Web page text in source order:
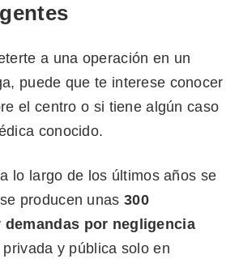
a una operación en un
puede que te interese conocer
el centro o si tiene algún caso
conocido.
lo largo de los últimos años se
producen unas 300
demandas por negligencia
y pública solo en